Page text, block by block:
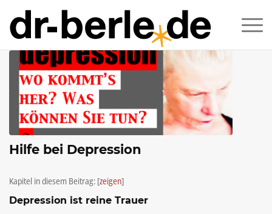
Hilfe bei Depression
Kapitel in diesem Beitrag: [zeigen]
Depression ist reine Trauer